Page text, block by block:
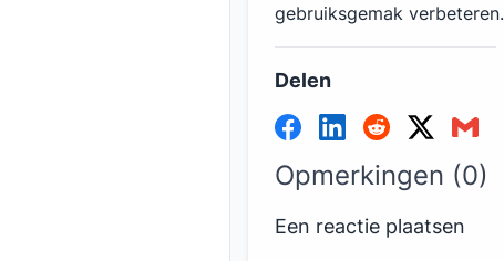
gebruiksgemak verbeteren.
Delen
Opmerkingen (0)
Een reactie plaatsen